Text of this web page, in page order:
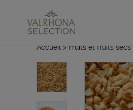
Accueil > Fruits et fruits secs